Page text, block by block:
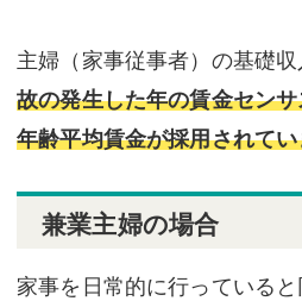
主婦（家事従事者）の基礎収
故の発生した年の賃金セン
年齢平均賃金が採用されて
兼業主婦の場合
家事を日常的に行っている